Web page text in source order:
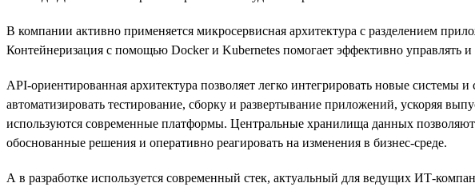
В компании активно применяется микросервисная архитектура с разделением
Контейнеризация с помощью Docker и Kubernetes помогает эффективно управлять и
API-ориентированная архитектура позволяет легко интегрировать новые
автоматизировать тестирование, сборку и развертывание приложений, ускоряя
используются современные платформы. Центральные хранилища данных
обоснованные решения и оперативно реагировать на изменения в бизнес-среде.
А в разработке используется современный стек, актуальный для ведущих ИТ-